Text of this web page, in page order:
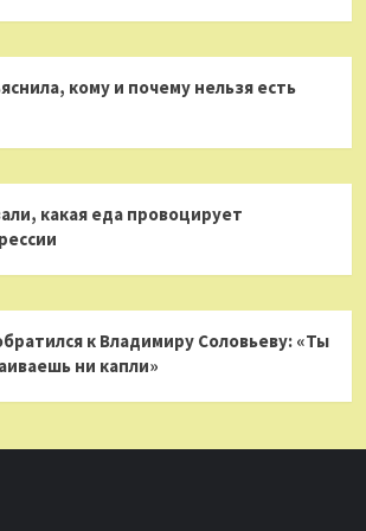
кому и почему нельзя есть
какая еда провоцирует
к Владимиру Соловьеву: «Ты
ни капли»